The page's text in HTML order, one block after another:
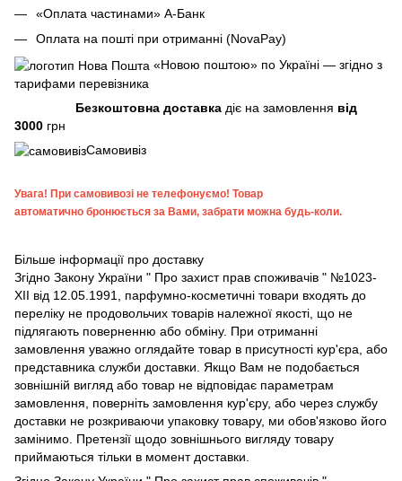
«Оплата частинами» А-Банк
Оплата на пошті при отриманні (NovaPay)
«Новою поштою» по Україні — згідно з
тарифами перевізника
Безкоштовна доставка діє на замовлення від
3000 грн
Самовивіз
Увага! При самовивозі не телефонуємо! Товар
автоматично бронюється за Вами, забрати можна будь-коли.
Більше інформації про доставку
Згідно Закону України " Про захист прав споживачів " №1023-
XII від 12.05.1991, парфумно-косметичні товари входять до
переліку не продовольчих товарів належної якості, що не
підлягають поверненню або обміну. При отриманні
замовлення уважно оглядайте товар в присутності кур'єра, або
представника служби доставки. Якщо Вам не подобається
зовнішній вигляд або товар не відповідає параметрам
замовлення, поверніть замовлення кур'єру, або через службу
доставки не розкриваючи упаковку товару, ми обов'язково його
замінимо. Претензії щодо зовнішнього вигляду товару
приймаються тільки в момент доставки.